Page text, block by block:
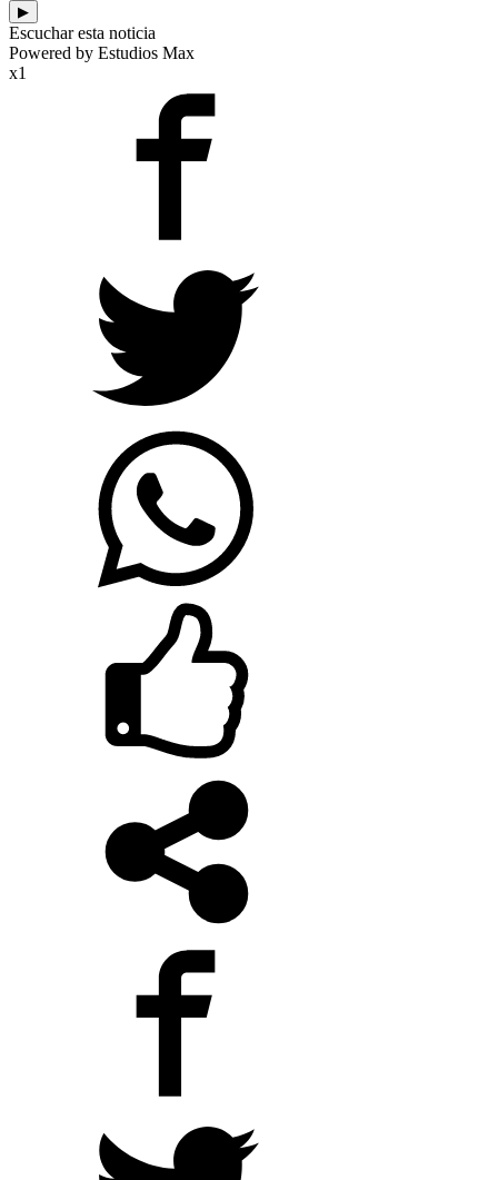
▶
Escuchar esta noticia
Powered by Estudios Max
x1